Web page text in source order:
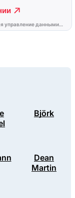
Björk
Dean
Martin